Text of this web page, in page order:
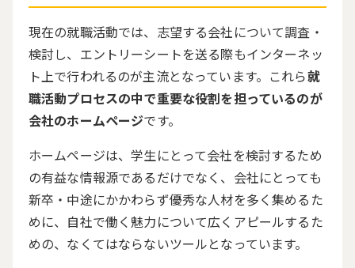
現在の就職活動では、志望する会社について調査・
検討し、エントリーシートを送る際もインターネッ
ト上で行われるのが主流となっています。これら就
職活動プロセスの中で重要な役割を担っているのが
会社のホームページです。
ホームページは、学生にとって会社を検討するため
の有益な情報源であるだけでなく、会社にとっても
新卒・中途にかかわらず優秀な人材を多く集めるた
めに、自社で働く魅力について広くアピールするた
めの、なくてはならないツールとなっています。